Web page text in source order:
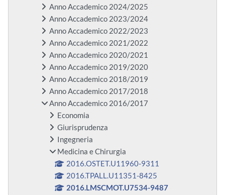
Anno Accademico 2024/2025
Anno Accademico 2023/2024
Anno Accademico 2022/2023
Anno Accademico 2021/2022
Anno Accademico 2020/2021
Anno Accademico 2019/2020
Anno Accademico 2018/2019
Anno Accademico 2017/2018
Anno Accademico 2016/2017
Economia
Giurisprudenza
Ingegneria
Medicina e Chirurgia
2016.OSTET.U11960-9311
2016.TPALL.U11351-8425
2016.LMSCMOT.U7534-9487